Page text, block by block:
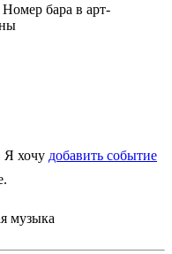
бара в арт-
хочу добавить событие
музыка